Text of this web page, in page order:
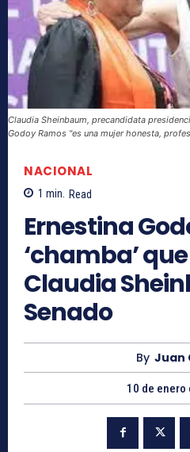
Claudia Sheinbaum, precandidata
Godoy Ramos "es una mujer honesta,
NACIONAL
1 min. Read
Ernestina
‘chamba’
Claudia
Senado
By Juan
10 de enero